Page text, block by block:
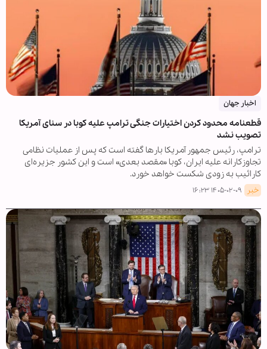
اخبار جهان
قطعنامه محدود کردن اختیارات جنگی ترامپ علیه کوبا در سنای آمریکا
تصویب نشد
ترامپ، رئیس جمهور آمریکا بارها گفته است که پس از عملیات نظامی
تجاوزکارانه علیه ایران، کوبا «مقصد بعدی» است و این کشور جزیره‌ای
کارائیب به زودی شکست خواهد خورد.
خبر ۱۴۰۵-۰۲-۰۹ ۱۶:۲۳